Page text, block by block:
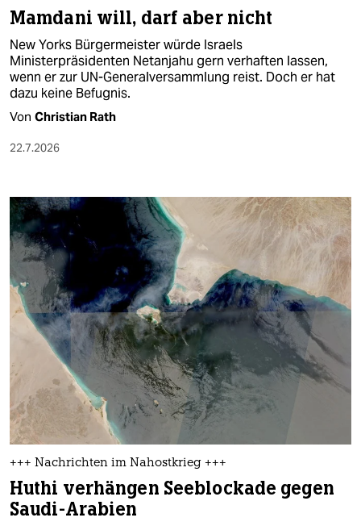
Mamdani will, darf aber nicht
New Yorks Bürgermeister würde Israels
Ministerpräsidenten Netanjahu gern verhaften lassen,
wenn er zur UN-Generalversammlung reist. Doch er hat
dazu keine Befugnis.
Von Christian Rath
22.7.2026
+++ Nachrichten im Nahostkrieg +++
Huthi verhängen Seeblockade gegen
Saudi-Arabien